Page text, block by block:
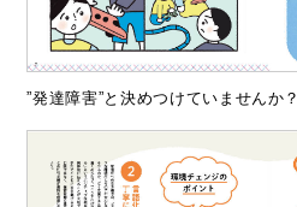
”発達障害”と決めつけていませんか？